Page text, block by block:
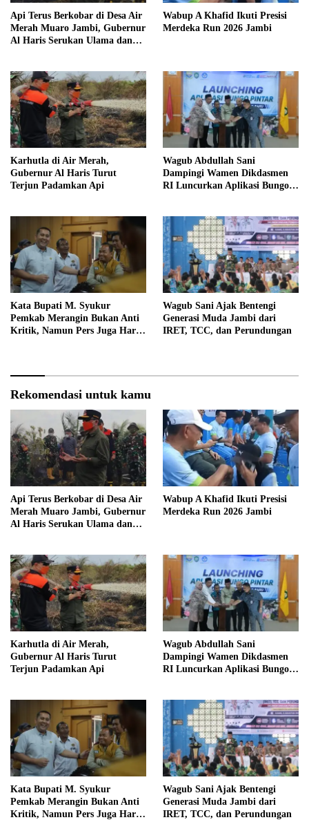
Api Terus Berkobar di Desa Air
Merah Muaro Jambi, Gubernur
Al Haris Serukan Ulama dan
Wabup A Khafid Ikuti Presisi
Merdeka Run 2026 Jambi
Karhutla di Air Merah,
Gubernur Al Haris Turut
Terjun Padamkan Api
Wagub Abdullah Sani
Dampingi Wamen Dikdasmen
RI Luncurkan Aplikasi Bungo
Kata Bupati M. Syukur
Pemkab Merangin Bukan Anti
Kritik, Namun Pers Juga Harus
Wagub Sani Ajak Bentengi
Generasi Muda Jambi dari
IRET, TCC, dan Perundungan
Rekomendasi untuk kamu
Api Terus Berkobar di Desa Air
Merah Muaro Jambi, Gubernur
Al Haris Serukan Ulama dan
Wabup A Khafid Ikuti Presisi
Merdeka Run 2026 Jambi
Karhutla di Air Merah,
Gubernur Al Haris Turut
Terjun Padamkan Api
Wagub Abdullah Sani
Dampingi Wamen Dikdasmen
RI Luncurkan Aplikasi Bungo
Kata Bupati M. Syukur
Pemkab Merangin Bukan Anti
Kritik, Namun Pers Juga Harus
Wagub Sani Ajak Bentengi
Generasi Muda Jambi dari
IRET, TCC, dan Perundungan